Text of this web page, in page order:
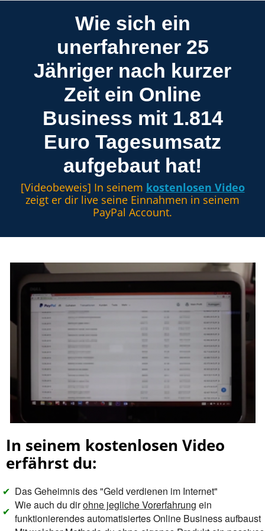
Wie sich ein
unerfahrener 25
Jähriger nach kurzer
Zeit ein Online
Business mit 1.814
Euro Tagesumsatz
aufgebaut hat!
[Videobeweis] In seinem kostenlosen Video
zeigt er dir live seine Einnahmen in seinem
PayPal Account.
In seinem kostenlosen Video
erfährst du:
✔ Das Geheimnis des "Geld verdienen im Internet"
✔ Wie auch du dirohne jegliche Vorerfahrung ein
funktionierendes automatisiertes Online Business aufbaust